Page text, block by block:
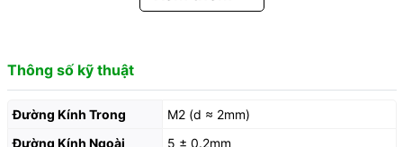
Thông số kỹ thuật
Đường Kính Trong
M2 (d ≈ 2mm)
Đường Kính Ngoài
5 ± 0.2mm